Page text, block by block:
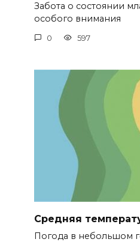
Забота о состоянии
особого внимания
0 597
Средняя
Погода в небольшом